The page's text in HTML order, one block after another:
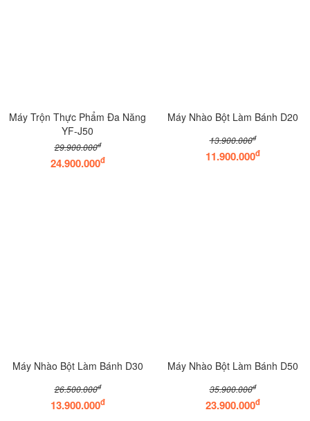
Máy Trộn Thực Phẩm Đa Năng
YF-J50
29.900.000đ
24.900.000đ
Máy Nhào Bột Làm Bánh D20
13.900.000đ
11.900.000đ
Máy Nhào Bột Làm Bánh D30
26.500.000đ
13.900.000đ
Máy Nhào Bột Làm Bánh D50
35.900.000đ
23.900.000đ